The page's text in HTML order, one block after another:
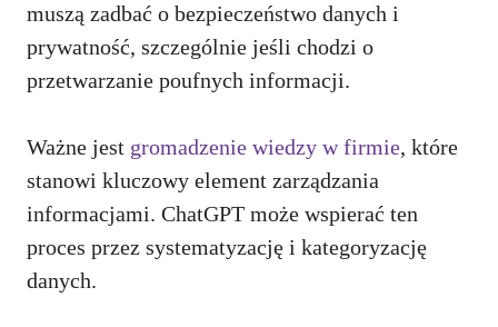
muszą zadbać o bezpieczeństwo danych i
prywatność, szczególnie jeśli chodzi o
przetwarzanie poufnych informacji.
Ważne jest gromadzenie wiedzy w firmie, które
stanowi kluczowy element zarządzania
informacjami. ChatGPT może wspierać ten
proces przez systematyzację i kategoryzację
danych.